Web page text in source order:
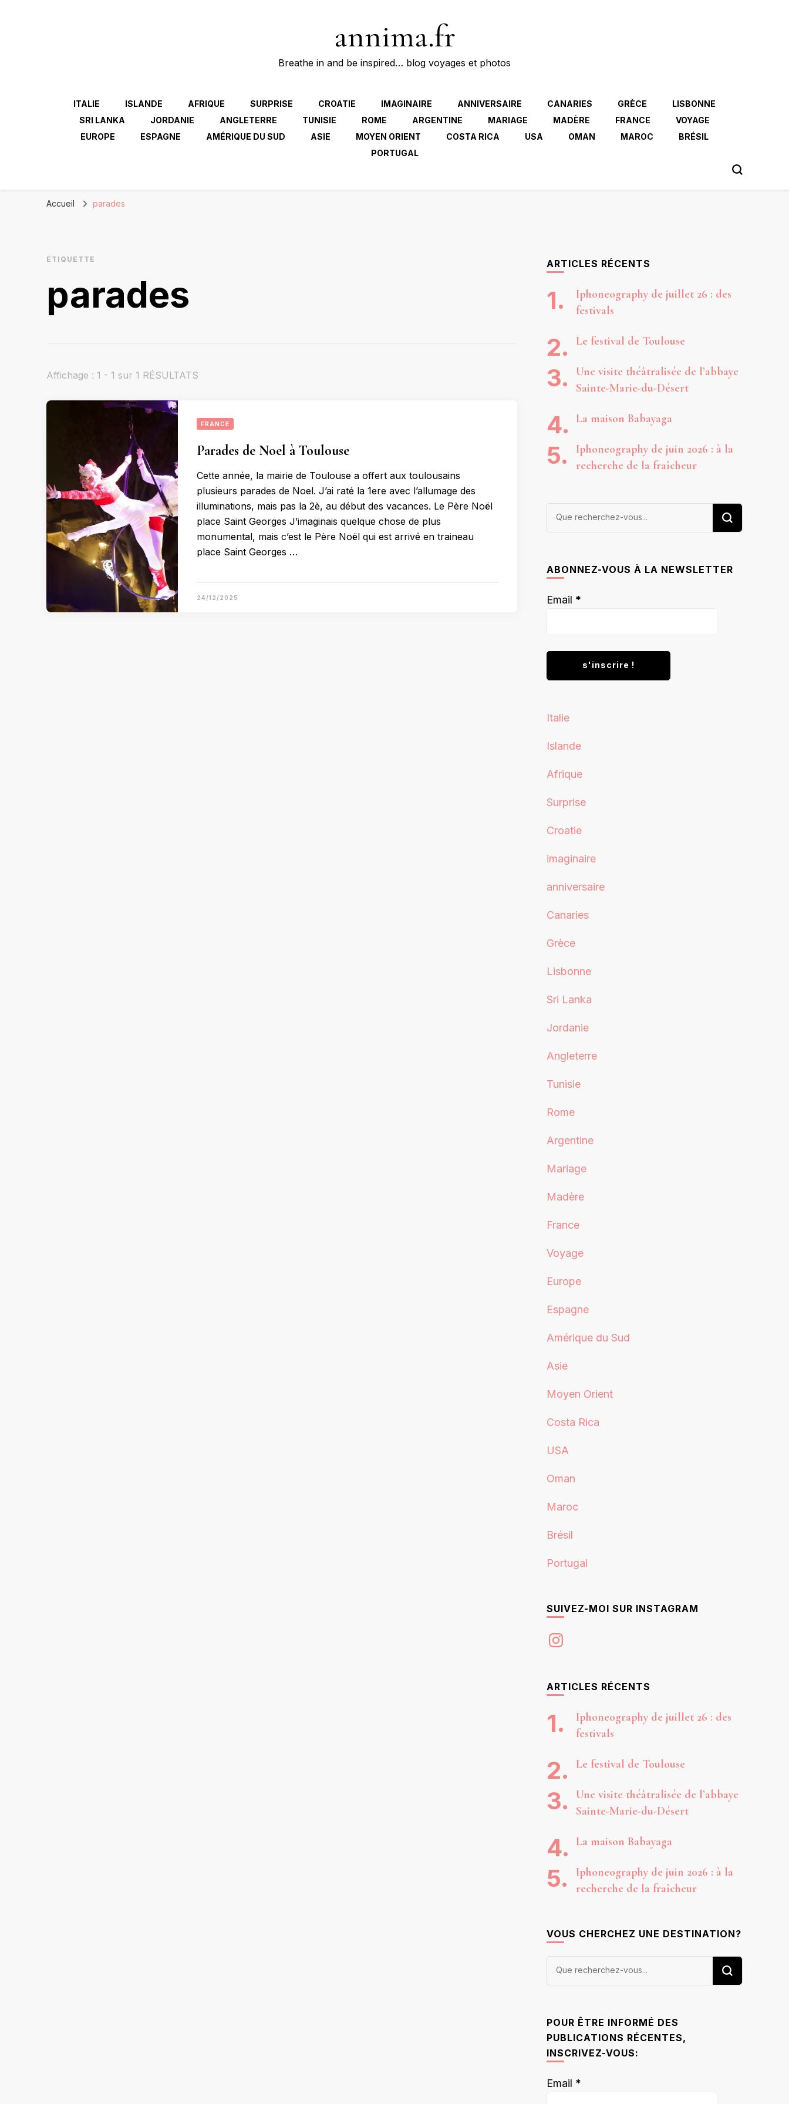
annima.fr
Breathe in and be inspired… blog voyages et photos
ITALIE ISLANDE AFRIQUE SURPRISE CROATIE IMAGINAIRE ANNIVERSAIRE CANARIES GRÈCE
LISBONNE
SRI LANKA
JORDANIE ANGLETERRE TUNISIE ROME ARGENTINE MARIAGE MADÈRE FRANCE
VOYAGE
EUROPE
ESPAGNE AMÉRIQUE DU SUD ASIE MOYEN ORIENT COSTA RICA USA OMAN MAROC
BRÉSIL
PORTUGAL
Accueil parades
ÉTIQUETTE
parades
Affichage : 1 - 1 sur 1 RÉSULTATS
FRANCE
Parades de Noel à Toulouse
Cette année, la mairie de Toulouse a offert aux toulousains
plusieurs parades de Noel. J’ai raté la 1ere avec l’allumage des
illuminations, mais pas la 2è, au début des vacances. Le Père Noël
place Saint Georges J’imaginais quelque chose de plus
monumental, mais c’est le Père Noël qui est arrivé en traineau
place Saint Georges …
24/12/2025
ARTICLES RÉCENTS
Iphoneography de juillet 26 : des
festivals
Le festival de Toulouse
Une visite théâtralisée de l’abbaye
Sainte-Marie-du-Désert
La maison Babayaga
Iphoneography de juin 2026 : à la
recherche de la fraîcheur
Vous
ABONNEZ-VOUS À LA NEWSLETTER
Email *
Italie
Islande
Afrique
Surprise
Croatie
imaginaire
anniversaire
Canaries
Grèce
Lisbonne
Sri Lanka
Jordanie
Angleterre
Tunisie
Rome
Argentine
Mariage
Madère
France
Voyage
Europe
Espagne
Amérique du Sud
Asie
Moyen Orient
Costa Rica
USA
Oman
Maroc
Brésil
Portugal
SUIVEZ-MOI SUR INSTAGRAM
Instagram
ARTICLES RÉCENTS
Iphoneography de juillet 26 : des
festivals
Le festival de Toulouse
Une visite théâtralisée de l’abbaye
Sainte-Marie-du-Désert
La maison Babayaga
Iphoneography de juin 2026 : à la
recherche de la fraîcheur
VOUS CHERCHEZ UNE DESTINATION?
Vous
POUR ÊTRE INFORMÉ DES
PUBLICATIONS RÉCENTES,
INSCRIVEZ-VOUS:
Email *